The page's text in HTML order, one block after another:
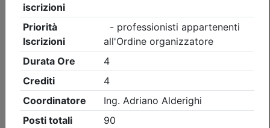
Ingegneri di Lecco
LA CULTURA DELLA SICUREZZA:
CONOSCENZA, COMPETENZA E
QUALIFICAZIONE
Data: 16/09/2026